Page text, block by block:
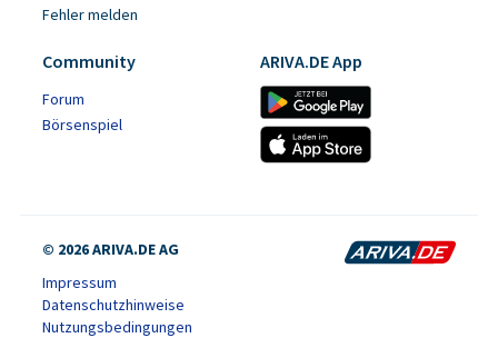
Fehler melden
Community
Forum
Börsenspiel
ARIVA.DE App
© 2026 ARIVA.DE AG
Impressum
Datenschutzhinweise
Nutzungsbedingungen